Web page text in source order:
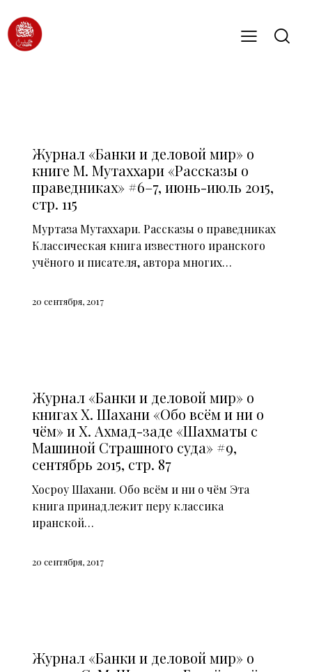
Журнал «Банки и деловой мир» о
книге М. Мутаххари «Рассказы о
праведниках» #6–7, июнь-июль 2015,
стр. 115
Муртаза Мутаххари. Рассказы о праведниках
Классическая книга известного иранского
учёного и писателя, автора многих…
20 сентября, 2017
Журнал «Банки и деловой мир» о
книгах Х. Шахани «Обо всём и ни о
чём» и Х. Ахмад-заде «Шахматы с
Машиной Страшного суда» #9,
сентябрь 2015, стр. 87
Хосроу Шахани. Обо всём и ни о чём Эта
книга принадлежит перу классика
иранской…
20 сентября, 2017
Журнал «Банки и деловой мир» о